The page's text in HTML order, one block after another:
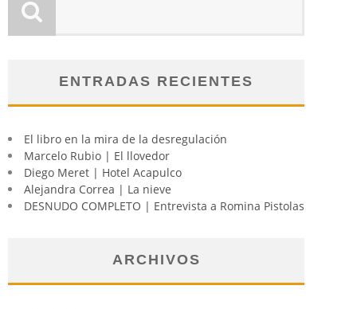
ENTRADAS RECIENTES
El libro en la mira de la desregulación
Marcelo Rubio | El llovedor
Diego Meret | Hotel Acapulco
Alejandra Correa | La nieve
DESNUDO COMPLETO | Entrevista a Romina Pistolas
ARCHIVOS